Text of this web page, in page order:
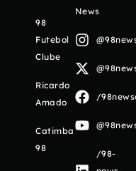
98
Futebol
Clube
Ricardo
Amado
Catimba
98
News
/
/98-